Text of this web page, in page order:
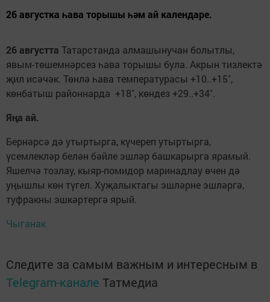
26 августка һава торышы һәм ай календаре.
26 августта Татарстанда алмашынучан болытлы,
явым-төшемнәрсез һава торышы була. Акрын тизлектә
җил исәчәк. Төнлә һава температурасы +10..+15˚,
көнбатыш районнарда +18˚, көндез +29..+34˚.
Яңа ай.
Бернәрсә дә утыртырга, күчереп утыртырга,
үсемлекләр белән бәйле эшләр башкарырга ярамый.
Яшелчә тозлау, кыяр-помидор маринадлау өчен дә
уңышлы көн түгел. Хуҗалыктагы эшләрне эшләргә,
туфракны эшкәртергә ярый.
Чыганак
Следите за самым важным и интересным в
Telegram-канале Татмедиа